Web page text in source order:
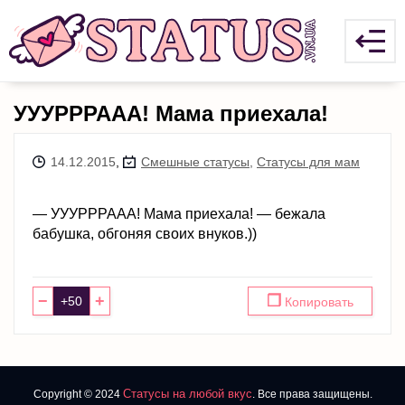
УУУРРРААА! Мама приехала!
14.12.2015 Смешные статусы Статусы для мам
— УУУРРРААА! Мама приехала! — бежала
бабушка, обгоняя своих внуков.))
− + ❐ Копировать
Copyright © 2024 Статусы на любой вкус. Все права защищены.